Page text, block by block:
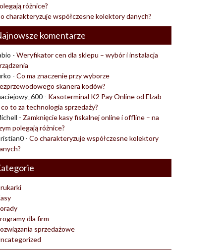
różnice?
charakteryzuje współczesne kolektory danych?
komentarze
- Weryfikator cen dla sklepu – wybór i instalacja
- Co ma znaczenie przy wyborze
skanera kodów?
- Kasoterminal K2 Pay Online od Elzab
co to za technologia sprzedaży?
- Zamknięcie kasy fiskalnej online i offline – na
polegają różnice?
- Co charakteryzuje współczesne kolektory
dla firm
sprzedażowe